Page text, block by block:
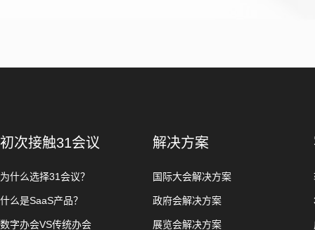
初次接触31会议
为什么选择31会议？
什么是SaaS产品？
数字办会VS传统办会
解决方案
国际大会解决方案
政府会解决方案
展览会解决方案